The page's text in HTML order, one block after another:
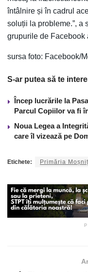
întâlnire și în cadrul
soluții la probleme.”, a
grupurile de Facebook
sursa foto: Facebook/
S-ar putea să te
Încep lucrările la
Parcul Copiilor va fi
Noua Legea a
care îl vizează pe
Etichete: Primăria